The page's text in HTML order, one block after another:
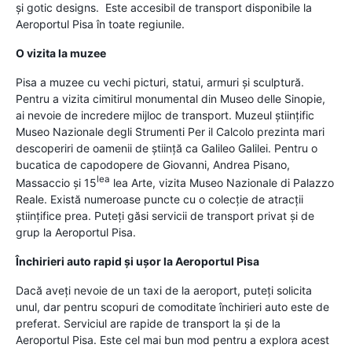
şi gotic designs. Este accesibil de transport disponibile la
Aeroportul Pisa în toate regiunile.
O vizita la muzee
Pisa a muzee cu vechi picturi, statui, armuri şi sculptură.
Pentru a vizita cimitirul monumental din Museo delle Sinopie,
ai nevoie de incredere mijloc de transport. Muzeul ştiinţific
Museo Nazionale degli Strumenti Per il Calcolo prezinta mari
descoperiri de oamenii de ştiinţă ca Galileo Galilei. Pentru o
bucatica de capodopere de Giovanni, Andrea Pisano,
Massaccio şi 15lea lea Arte, vizita Museo Nazionale di Palazzo
Reale. Există numeroase puncte cu o colecţie de atracţii
ştiinţifice prea. Puteţi găsi servicii de transport privat şi de
grup la Aeroportul Pisa.
Închirieri auto rapid şi uşor la Aeroportul Pisa
Dacă aveţi nevoie de un taxi de la aeroport, puteţi solicita
unul, dar pentru scopuri de comoditate închirieri auto este de
preferat. Serviciul are rapide de transport la şi de la
Aeroportul Pisa. Este cel mai bun mod pentru a explora acest